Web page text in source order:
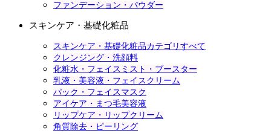
ファンデーション・パウダー
スキンケア・基礎化粧品
スキンケア・基礎化粧品カテゴリすべて
クレンジング・洗顔料
化粧水・フェイスミスト・ブースター
乳液・美容液・フェイスクリーム
パック・フェイスマスク
アイケア・まつ毛美容液
リップケア・リップクリーム
角質除去・ピーリング